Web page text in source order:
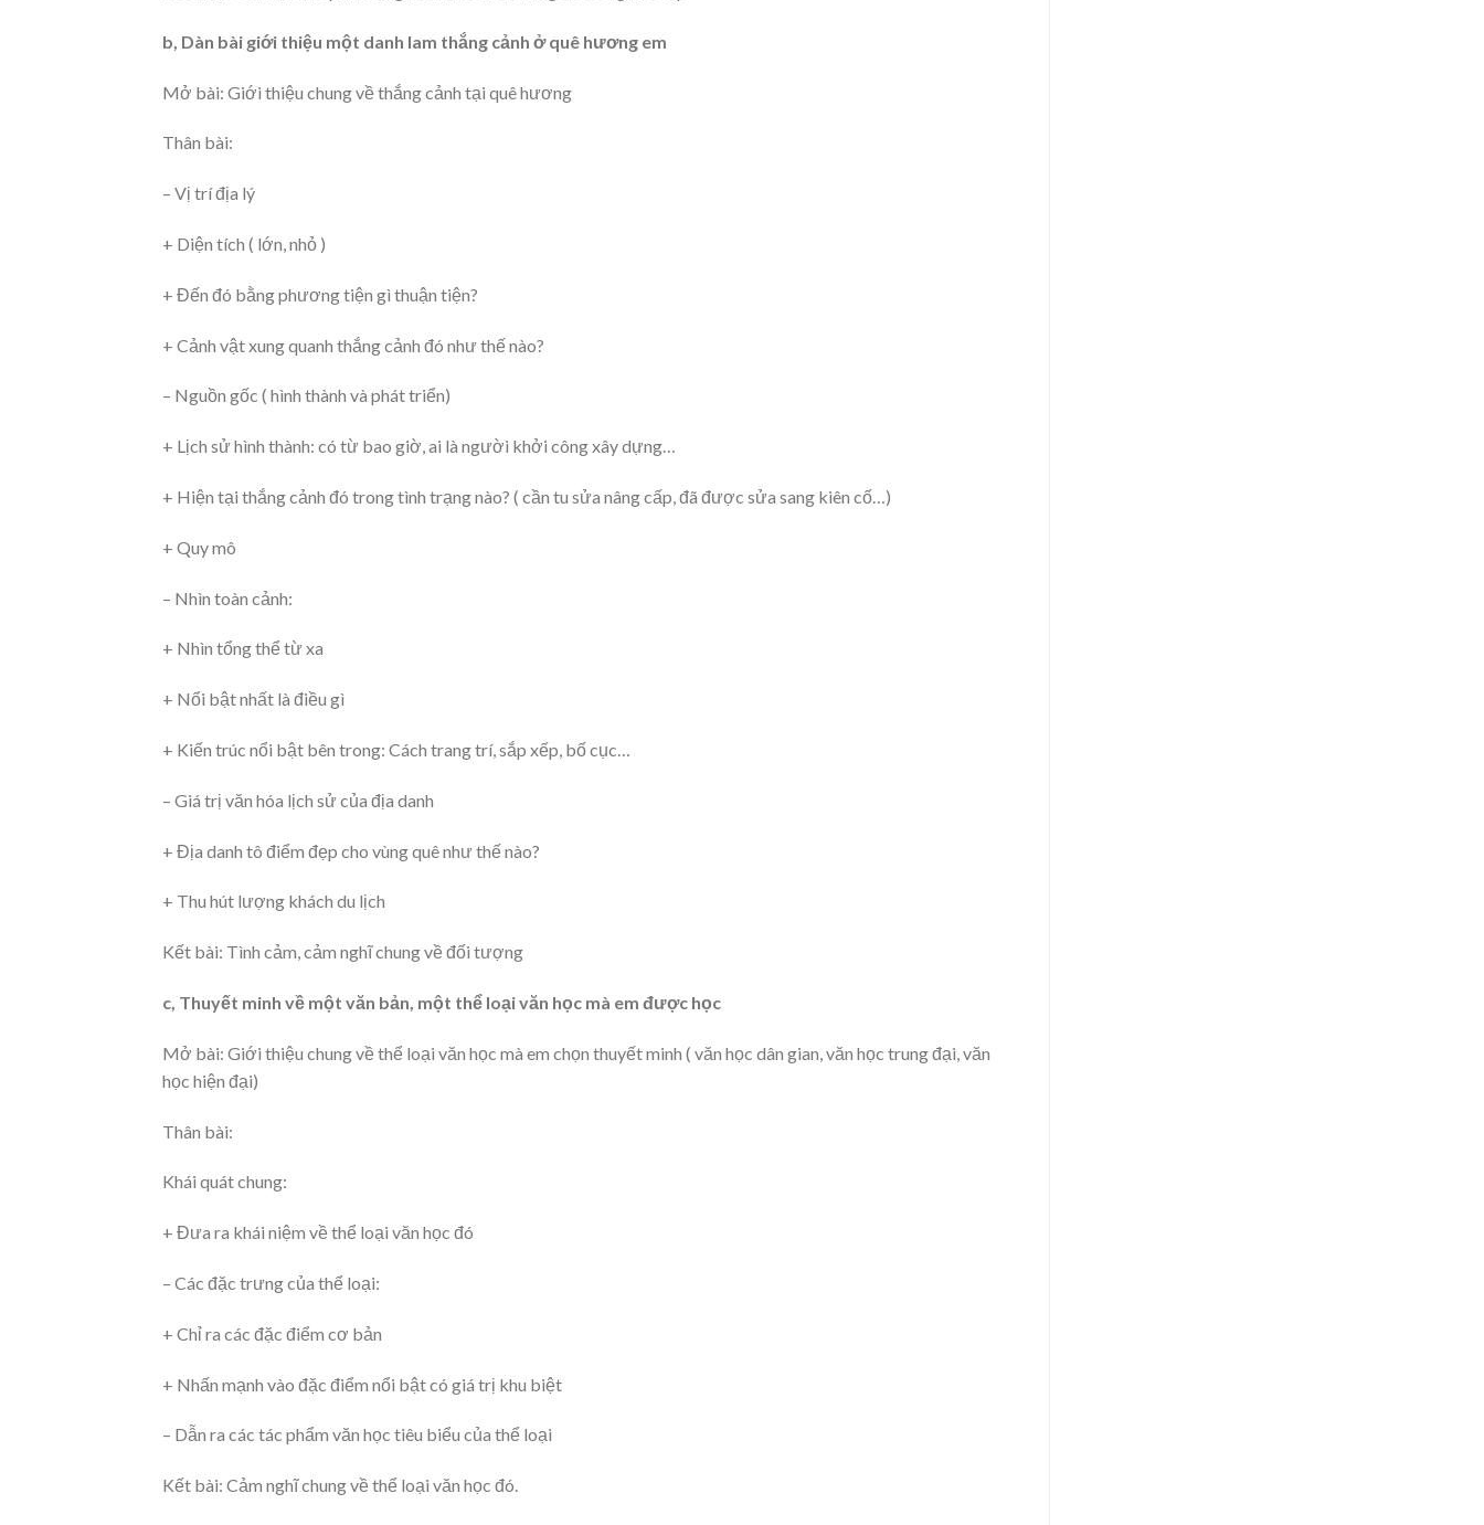
b, Dàn bài giới thiệu một danh lam thắng cảnh ở quê hương em
Mở bài: Giới thiệu chung về thắng cảnh tại quê hương
Thân bài:
– Vị trí địa lý
+ Diện tích ( lớn, nhỏ )
+ Đến đó bằng phương tiện gì thuận tiện?
+ Cảnh vật xung quanh thắng cảnh đó như thế nào?
– Nguồn gốc ( hình thành và phát triển)
+ Lịch sử hình thành: có từ bao giờ, ai là người khởi công xây dựng…
+ Hiện tại thắng cảnh đó trong tình trạng nào? ( cần tu sửa nâng cấp, đã được sửa sang kiên cố…)
+ Quy mô
– Nhìn toàn cảnh:
+ Nhìn tổng thể từ xa
+ Nổi bật nhất là điều gì
+ Kiến trúc nổi bật bên trong: Cách trang trí, sắp xếp, bố cục…
– Giá trị văn hóa lịch sử của địa danh
+ Địa danh tô điểm đẹp cho vùng quê như thế nào?
+ Thu hút lượng khách du lịch
Kết bài: Tình cảm, cảm nghĩ chung về đối tượng
c, Thuyết minh về một văn bản, một thể loại văn học mà em được học
Mở bài: Giới thiệu chung về thể loại văn học mà em chọn thuyết minh ( văn học dân gian, văn học trung đại, văn
học hiện đại)
Thân bài:
Khái quát chung:
+ Đưa ra khái niệm về thể loại văn học đó
– Các đặc trưng của thể loại:
+ Chỉ ra các đặc điểm cơ bản
+ Nhấn mạnh vào đặc điểm nổi bật có giá trị khu biệt
– Dẫn ra các tác phẩm văn học tiêu biểu của thể loại
Kết bài: Cảm nghĩ chung về thể loại văn học đó.